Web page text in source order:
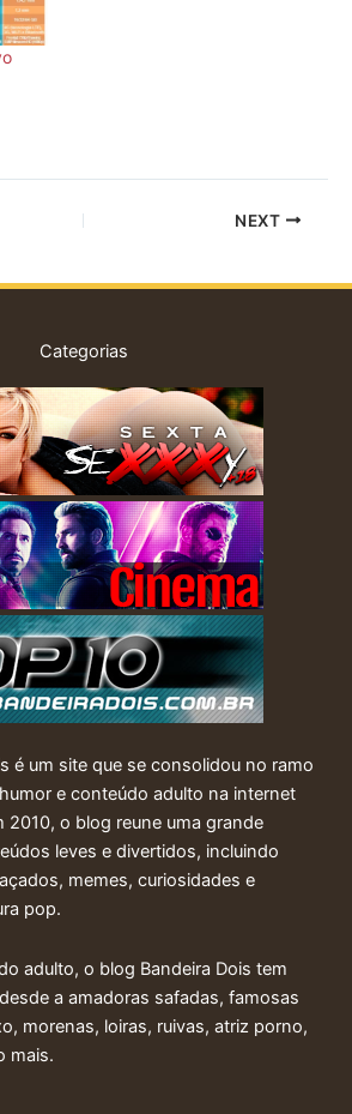
NEXT
Categorias
é um site que se consolidou no ramo
e conteúdo adulto na internet
2010, o blog reune uma grande
leves e divertidos, incluindo
memes, curiosidades e
pop.
adulto, o blog Bandeira Dois tem
a amadoras safadas, famosas
morenas, loiras, ruivas, atriz porno,
mais.